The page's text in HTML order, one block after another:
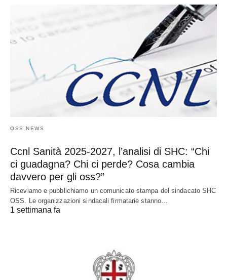
OSS NEWS
Ccnl Sanità 2025-2027, l’analisi di SHC: “Chi
ci guadagna? Chi ci perde? Cosa cambia
davvero per gli oss?”
Riceviamo e pubblichiamo un comunicato stampa del sindacato SHC
OSS. Le organizzazioni sindacali firmatarie stanno…
1 settimana fa